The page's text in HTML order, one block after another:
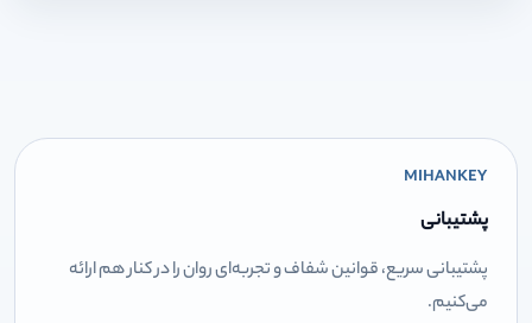
MIHANKEY
پشتیبانی
پشتیبانی سریع، قوانین شفاف و تجربه‌ای روان را در کنار هم ارائه
می‌کنیم.